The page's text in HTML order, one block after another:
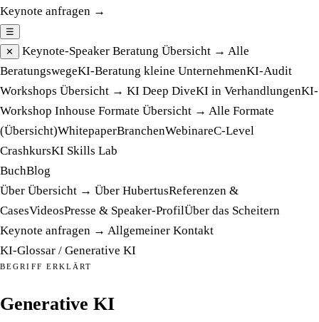
Keynote anfragen →
☰
✕
Keynote-Speaker Beratung Übersicht → Alle
BeratungswegeKI-Beratung kleine UnternehmenKI-Audit
Workshops Übersicht → KI Deep DiveKI in VerhandlungenKI-
Workshop Inhouse Formate Übersicht → Alle Formate
(Übersicht)WhitepaperBranchenWebinareC-Level
CrashkursKI Skills Lab
BuchBlog
Über Übersicht → Über HubertusReferenzen &
CasesVideosPresse & Speaker-ProfilÜber das Scheitern
Keynote anfragen → Allgemeiner Kontakt
KI-Glossar / Generative KI
BEGRIFF ERKLÄRT
Generative KI